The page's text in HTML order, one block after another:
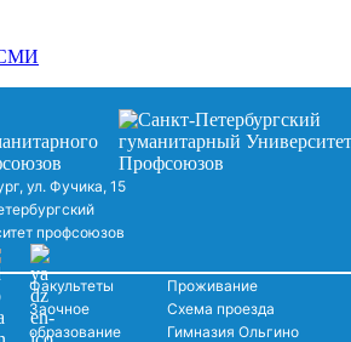
СМИ
ул. Фучика, 15
профсоюзов
Факультеты
Заочное
образование
Проживание
Схема проезда
Гимназия Ольгино